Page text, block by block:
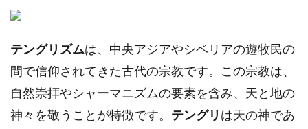
テングリズムは、中央アジアやシベリアの遊牧民の
間で信仰されてきた古代の宗教です。この宗教は、
自然崇拝やシャーマニズムの要素を含み、天と地の
神々を敬うことが特徴です。 テングリ は天の神であ